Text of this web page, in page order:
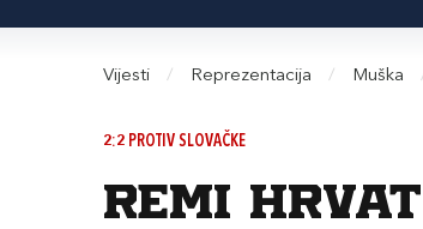
Vijesti / Reprezentacija / Muška
2:2 PROTIV SLOVAČKE
Remi